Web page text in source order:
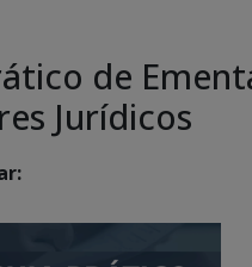
de
Jurídicos